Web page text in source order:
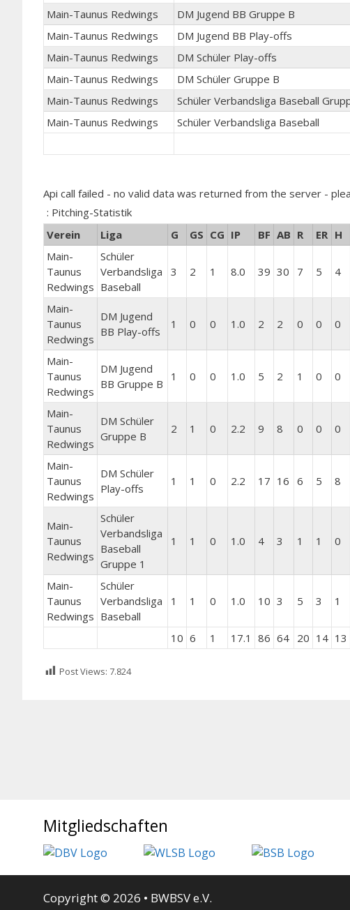
Main-Taunus Redwings
DM Jugend BB Gruppe B
Main-Taunus Redwings
DM Jugend BB Play-offs
Main-Taunus Redwings
DM Schüler Play-offs
Main-Taunus Redwings
DM Schüler Gruppe B
Main-Taunus Redwings
Schüler Verbandsliga Baseball
Main-Taunus Redwings
Schüler Verbandsliga Baseball
Api call failed - no valid data was returned from the server -
: Pitching-Statistik
Verein
Liga G GS CG IP BF AB R ER H
Main-
Taunus
Redwings
Schüler
Verbandsliga
Baseball
3 2 1 8.0 39 30 7 5 4
Main-
Taunus
Redwings
DM Jugend
BB Play-offs
1 0 0 1.0 2 2 0 0 0
Main-
Taunus
Redwings
DM Jugend
BB Gruppe B
1 0 0 1.0 5 2 1 0 0
Main-
Taunus
Redwings
DM Schüler
Gruppe B
2 1 0 2.2 9 8 0 0 0
Main-
Taunus
Redwings
DM Schüler
Play-offs
1 1 0 2.2 17 16 6 5 8
Main-
Taunus
Redwings
Schüler
Verbandsliga
Baseball
Gruppe 1
1 1 0 1.0 4 3 1 1 0
Main-
Taunus
Redwings
Schüler
Verbandsliga
Baseball
1 1 0 1.0 10 3 5 3 1
10 6 1 17.1 86 64 20 14 13
Post Views: 7.824
Mitgliedschaften
Copyright © 2026 • BWBSV e.V.